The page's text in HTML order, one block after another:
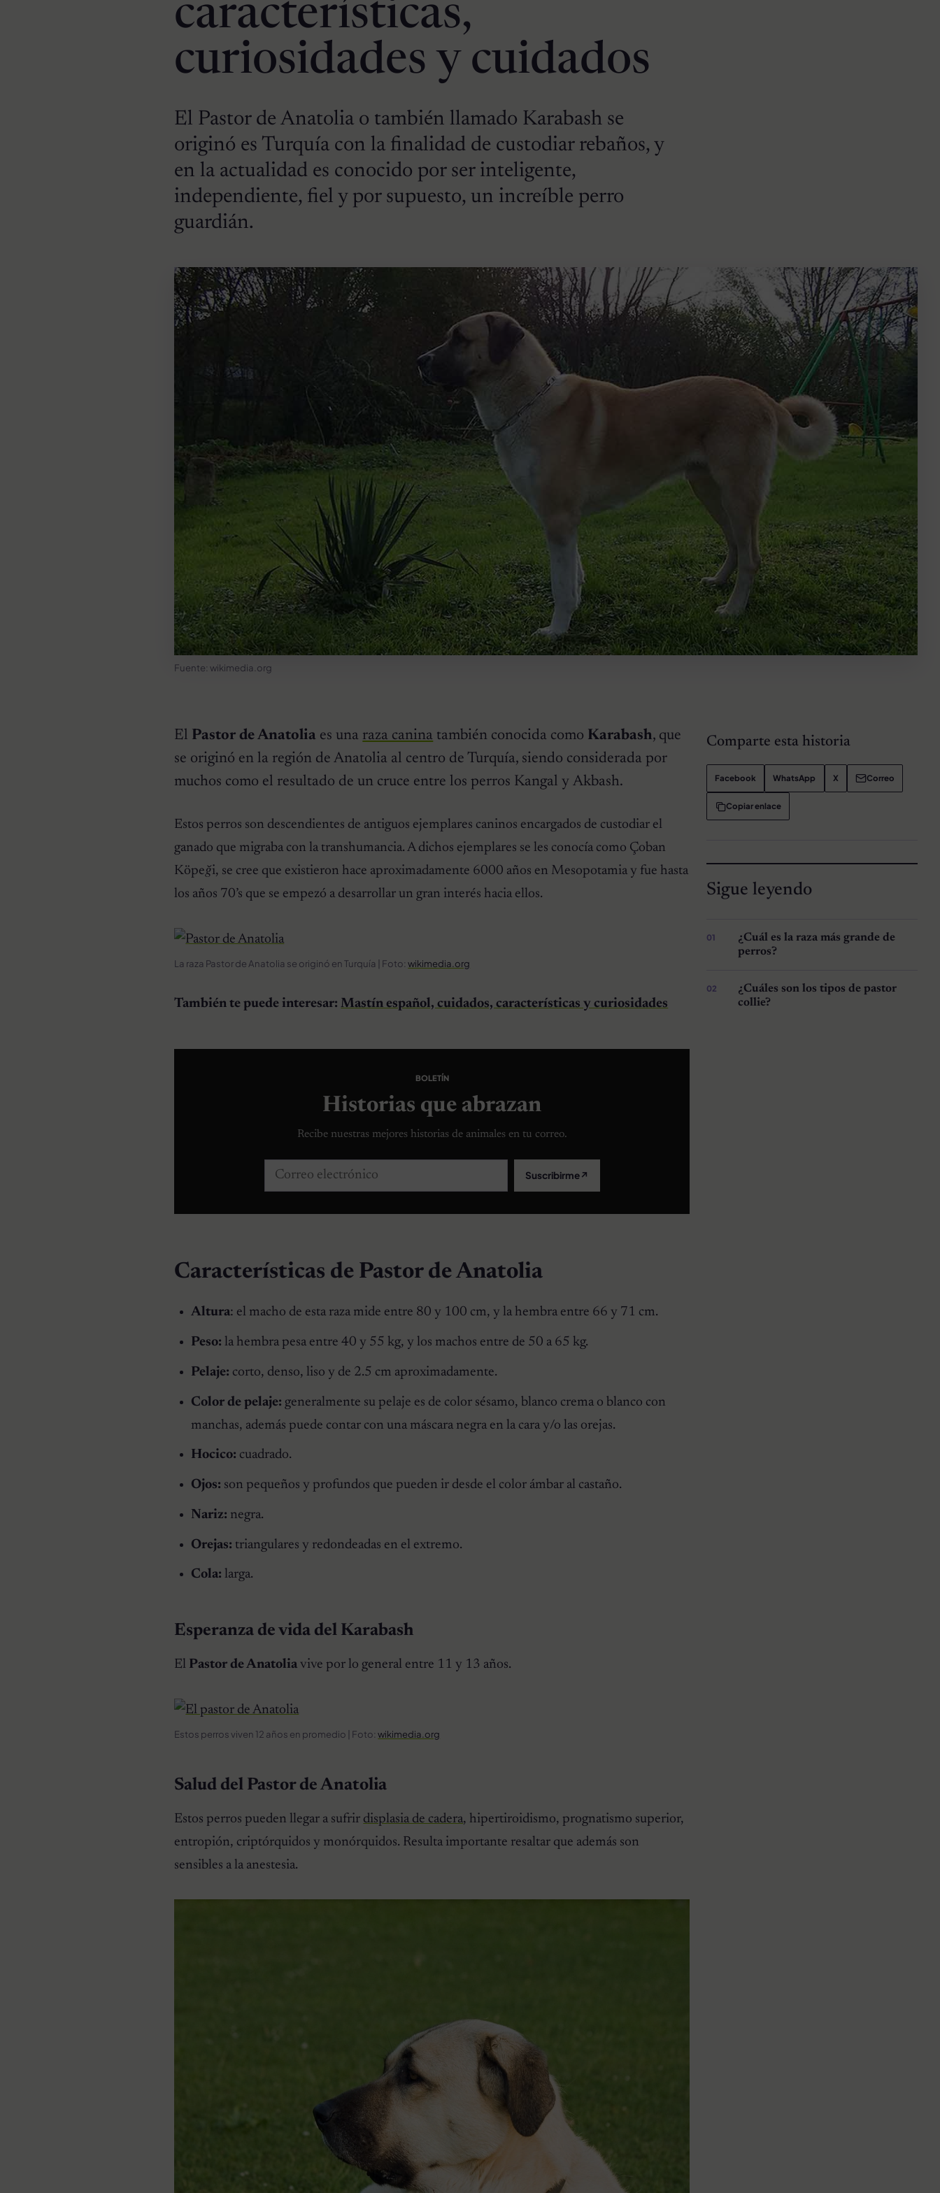
características,
curiosidades y cuidados
El Pastor de Anatolia o también llamado Karabash se
originó es Turquía con la finalidad de custodiar rebaños, y
en la actualidad es conocido por ser inteligente,
independiente, fiel y por supuesto, un increíble perro
guardián.
Fuente: wikimedia.org
El Pastor de Anatolia es una raza canina también conocida como Karabash, que
se originó en la región de Anatolia al centro de Turquía, siendo considerada por
muchos como el resultado de un cruce entre los perros Kangal yAkbash.
Estos perros son descendientes de antiguos ejemplares caninos encargados de custodiar el
ganado que migraba con la transhumancia. A dichos ejemplares se les conocía como Çoban
Köpeği, se cree que existieron hace aproximadamente 6000 años en Mesopotamia y fue hasta
los años 70’s que se empezó a desarrollar un gran interés hacia ellos.
La raza Pastor de Anatolia se originó en Turquía | Foto:wikimedia.org
También te puede interesar:Mastín español, cuidados, características y curiosidades
BOLETÍN
Historias que abrazan
Recibe nuestras mejores historias de animales en tu correo.
Correo electrónico Suscribirme↗
Características de Pastor de Anatolia
Altura: el macho de esta raza mide entre 80 y 100 cm, y la hembra entre 66 y 71 cm.
Peso: la hembra pesa entre 40 y 55 kg, y los machos entre de 50 a 65 kg.
Pelaje: corto, denso, liso y de 2.5 cm aproximadamente.
Color de pelaje: generalmente su pelaje es de color sésamo, blanco crema o blanco con
manchas, además puede contar con una máscara negra en la cara y/o las orejas.
Hocico: cuadrado.
Ojos: son pequeños y profundos que pueden ir desde el color ámbar al castaño.
Nariz: negra.
Orejas: triangulares y redondeadas en el extremo.
Cola: larga.
Esperanza de vida del Karabash
El Pastor de Anatolia vive por lo general entre 11 y 13 años.
Estos perros viven 12 años en promedio | Foto:wikimedia.org
Salud del Pastor de Anatolia
Estos perros pueden llegar a sufrir displasia de cadera, hipertiroidismo, prognatismo superior,
entropión, criptórquidos y monórquidos. Resulta importante resaltar que además son
sensibles a la anestesia.
Comparte esta historia
Facebook WhatsApp X Correo
Copiar enlace
Sigue leyendo
¿Cuál es la raza más grande de
perros?
¿Cuáles son los tipos de pastor
collie?